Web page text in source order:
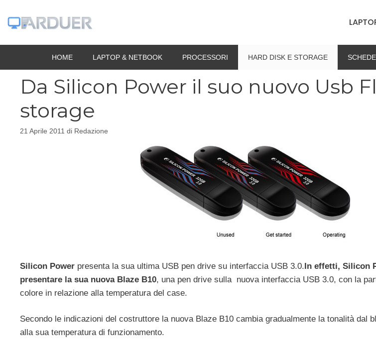
HOME LAPTOP & NETBOOK PROCESSORI HARD DISK E STORAGE
Da Silicon Power il suo nuovo Usb
storage
21 Aprile 2011 di Redazione
Silicon Power presenta la sua ultima USB pen drive su interfaccia USB 3.0.In effetti, Silicon
presentare la sua nuova Blaze B10, una pen drive sulla nuova interfaccia USB 3.0, con la
colore in relazione alla temperatura del case.
Secondo le indicazioni del costruttore la nuova Blaze B10 cambia gradualmente la tonalità dal
alla sua temperatura di funzionamento.